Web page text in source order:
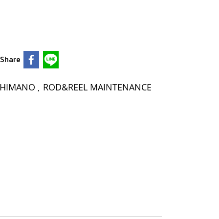
Share
, ROD&REEL MAINTENANCE